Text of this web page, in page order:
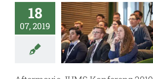
18
07, 2019
JUMS.inside